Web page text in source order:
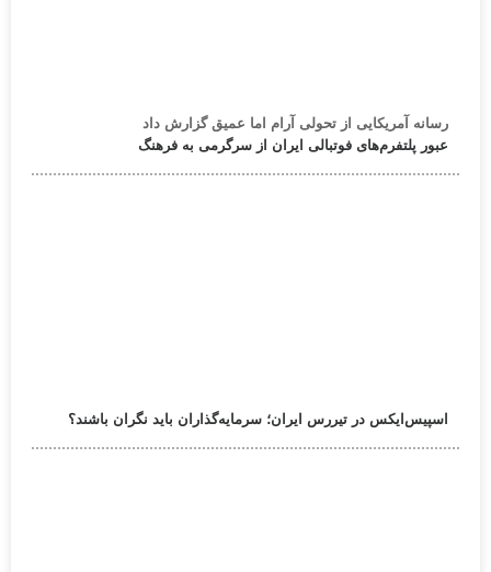
رسانه آمریکایی از تحولی آرام اما عمیق گزارش داد
عبور پلتفرم‌های فوتبالی ایران از سرگرمی به فرهنگ
اسپیس‌ایکس در تیررس ایران؛ سرمایه‌گذاران باید نگران باشند؟